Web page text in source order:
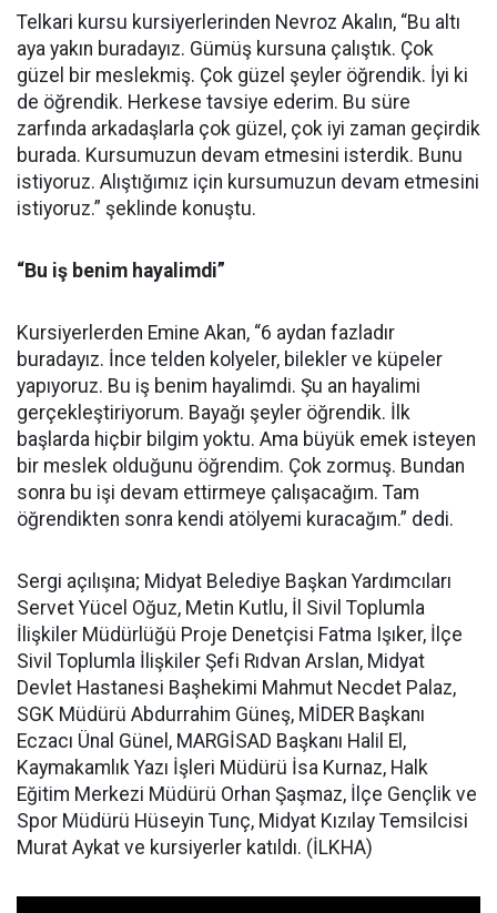
Telkari kursu kursiyerlerinden Nevroz Akalın, “Bu altı
aya yakın buradayız. Gümüş kursuna çalıştık. Çok
güzel bir meslekmiş. Çok güzel şeyler öğrendik. İyi ki
de öğrendik. Herkese tavsiye ederim. Bu süre
zarfında arkadaşlarla çok güzel, çok iyi zaman geçirdik
burada. Kursumuzun devam etmesini isterdik. Bunu
istiyoruz. Alıştığımız için kursumuzun devam etmesini
istiyoruz.” şeklinde konuştu.
“Bu iş benim hayalimdi”
Kursiyerlerden Emine Akan, “6 aydan fazladır
buradayız. İnce telden kolyeler, bilekler ve küpeler
yapıyoruz. Bu iş benim hayalimdi. Şu an hayalimi
gerçekleştiriyorum. Bayağı şeyler öğrendik. İlk
başlarda hiçbir bilgim yoktu. Ama büyük emek isteyen
bir meslek olduğunu öğrendim. Çok zormuş. Bundan
sonra bu işi devam ettirmeye çalışacağım. Tam
öğrendikten sonra kendi atölyemi kuracağım.” dedi.
Sergi açılışına; Midyat Belediye Başkan Yardımcıları
Servet Yücel Oğuz, Metin Kutlu, İl Sivil Toplumla
İlişkiler Müdürlüğü Proje Denetçisi Fatma Işıker, İlçe
Sivil Toplumla İlişkiler Şefi Rıdvan Arslan, Midyat
Devlet Hastanesi Başhekimi Mahmut Necdet Palaz,
SGK Müdürü Abdurrahim Güneş, MİDER Başkanı
Eczacı Ünal Günel, MARGİSAD Başkanı Halil El,
Kaymakamlık Yazı İşleri Müdürü İsa Kurnaz, Halk
Eğitim Merkezi Müdürü Orhan Şaşmaz, İlçe Gençlik ve
Spor Müdürü Hüseyin Tunç, Midyat Kızılay Temsilcisi
Murat Aykat ve kursiyerler katıldı. (İLKHA)